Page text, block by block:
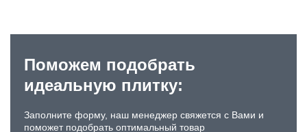
Поможем подобрать
идеальную плитку:
Заполните форму, наш менеджер свяжется с Вами и
поможет подобрать оптимальный товар